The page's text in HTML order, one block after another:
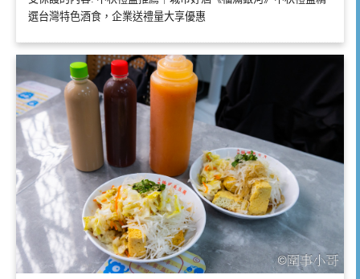
選台灣特色酒食，企業送禮量大享優惠